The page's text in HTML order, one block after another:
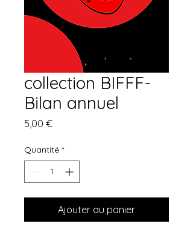
collection BIFFF-
Bilan annuel
5,00 €Prix
Quantité *
Ajouter au panier